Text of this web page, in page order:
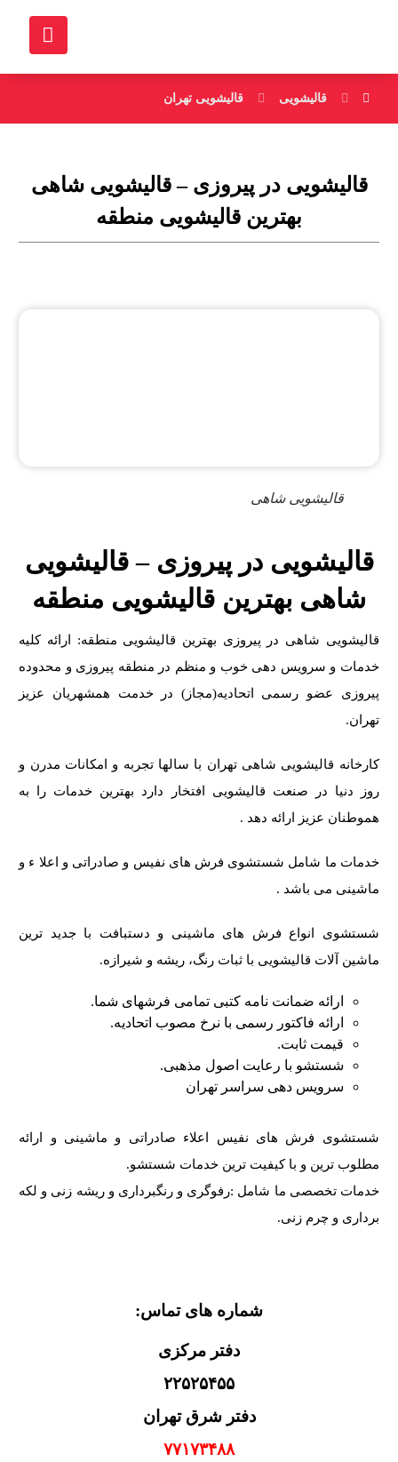
قالیشویی قالیشویی تهران
قالیشویی در پیروزی – قالیشویی شاهی
بهترین قالیشویی منطقه
قالیشویی شاهی
قالیشویی در پیروزی – قالیشویی
شاهی بهترین قالیشویی منطقه
قالیشویی شاهی در پیروزی بهترین قالیشویی منطقه: ارائه کلیه
خدمات و سرویس دهی خوب و منظم در منطقه پیروزی و محدوده
پیروزی عضو رسمی اتحادیه(مجاز) در خدمت همشهریان عزیز
تهران.
کارخانه قالیشویی شاهی تهران با سالها تجربه و امکانات مدرن و
روز دنیا در صنعت قالیشویی افتخار دارد بهترین خدمات را به
هموطنان عزیز ارائه دهد .
خدمات ما شامل شستشوی فرش های نفیس و صادراتی و اعلا ء و
ماشینی می باشد .
شستشوی انواع فرش های ماشینی و دستبافت با جدید ترین
ماشین آلات قالیشویی با ثبات رنگ، ریشه و شیرازه.
ارائه ضمانت نامه کتبی تمامی فرشهای شما.
ارائه فاکتور رسمی با نرخ مصوب اتحادیه.
قیمت ثابت.
شستشو با رعایت اصول مذهبی.
سرویس دهی سراسر تهران
شستشوی فرش های نفیس اعلاء صادراتی و ماشینی و ارائه
مطلوب ترین و با کیفیت ترین خدمات شستشو.
خدمات تخصصی ما شامل :رفوگری و رنگبرداری و ریشه زنی و لکه
برداری و چرم زنی.
شماره های تماس:
دفتر مرکزی
۲۲۵۲۵۴۵۵
دفتر شرق تهران
۷۷۱۷۳۴۸۸